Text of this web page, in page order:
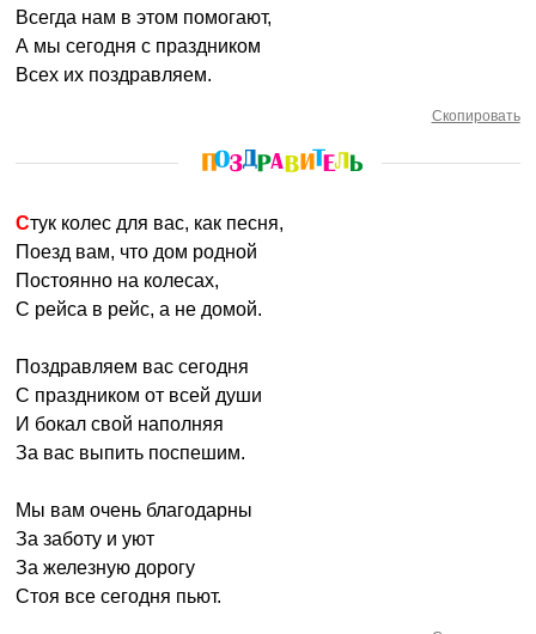
Всегда нам в этом помогают,
А мы сегодня с праздником
Всех их поздравляем.
Скопировать
Стук колес для вас, как песня,
Поезд вам, что дом родной
Постоянно на колесах,
С рейса в рейс, а не домой.
Поздравляем вас сегодня
С праздником от всей души
И бокал свой наполняя
За вас выпить поспешим.
Мы вам очень благодарны
За заботу и уют
За железную дорогу
Стоя все сегодня пьют.